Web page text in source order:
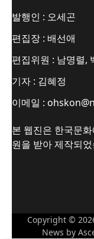
발행인 : 오세곤
편집장 : 배선애
편집위원 : 남명렬,
기자 : 김혜정
이메일 :
본 웹진은 한국문
원을 받아 제작되
Copyright ©
News by